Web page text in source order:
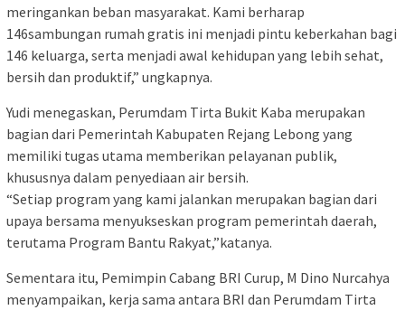
meringankan beban masyarakat. Kami berharap
146sambungan rumah gratis ini menjadi pintu keberkahan bagi
146 keluarga, serta menjadi awal kehidupan yang lebih sehat,
bersih dan produktif,” ungkapnya.
Yudi menegaskan, Perumdam Tirta Bukit Kaba merupakan
bagian dari Pemerintah Kabupaten Rejang Lebong yang
memiliki tugas utama memberikan pelayanan publik,
khususnya dalam penyediaan air bersih.
“Setiap program yang kami jalankan merupakan bagian dari
upaya bersama menyukseskan program pemerintah daerah,
terutama Program Bantu Rakyat,”katanya.
Sementara itu, Pemimpin Cabang BRI Curup, M Dino Nurcahya
menyampaikan, kerja sama antara BRI dan Perumdam Tirta